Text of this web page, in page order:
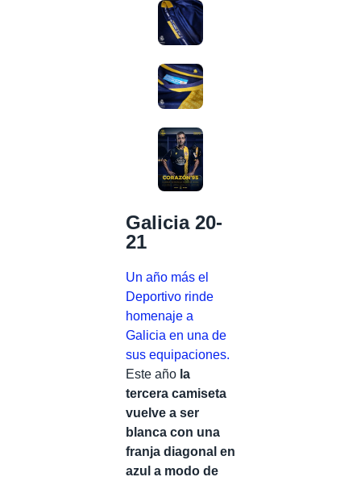
Galicia 20-
21
Un año más el
Deportivo rinde
homenaje a
Galicia en una de
sus equipaciones.
Este año la
tercera camiseta
vuelve a ser
blanca con una
franja diagonal en
azul a modo de